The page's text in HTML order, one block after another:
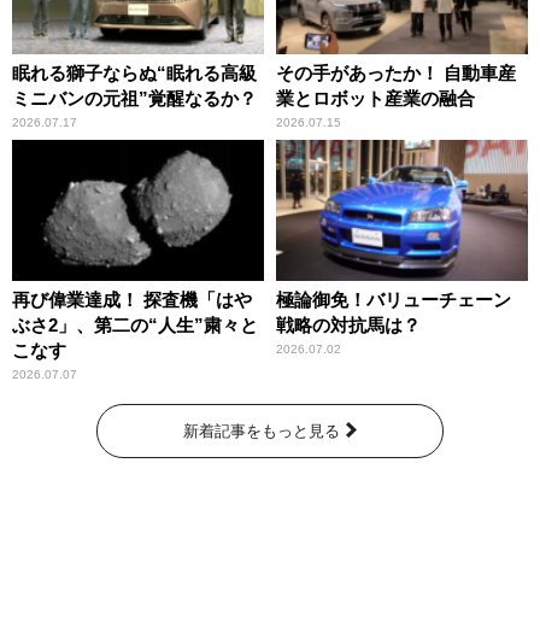
眠れる獅子ならぬ“眠れる高級
ミニバンの元祖”覚醒なるか？
2026.07.17
その手があったか！ 自動車産
業とロボット産業の融合
2026.07.15
再び偉業達成！ 探査機「はや
ぶさ2」、第二の“人生”粛々と
こなす
2026.07.07
極論御免！バリューチェーン
戦略の対抗馬は？
2026.07.02
新着記事をもっと見る